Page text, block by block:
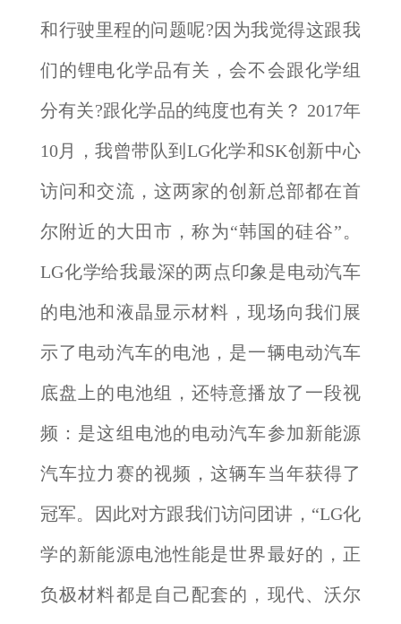
和行驶里程的问题呢?因为我觉得这跟我
们的锂电化学品有关，会不会跟化学组
分有关?跟化学品的纯度也有关？ 2017年
10月，我曾带队到LG化学和SK创新中心
访问和交流，这两家的创新总部都在首
尔附近的大田市，称为“韩国的硅谷”。
LG化学给我最深的两点印象是电动汽车
的电池和液晶显示材料，现场向我们展
示了电动汽车的电池，是一辆电动汽车
底盘上的电池组，还特意播放了一段视
频：是这组电池的电动汽车参加新能源
汽车拉力赛的视频，这辆车当年获得了
冠军。因此对方跟我们访问团讲，“LG化
学的新能源电池性能是世界最好的，正
负极材料都是自己配套的，现代、沃尔